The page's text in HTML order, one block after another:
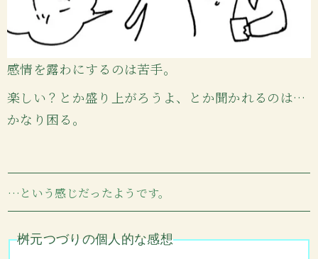
感情を露わにするのは苦手。
楽しい？とか盛り上がろうよ、とか聞かれるのは…
かなり困る。
…という感じだったようです。
桝元つづりの個人的な感想